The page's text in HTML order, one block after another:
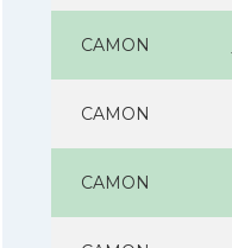
CAMON
CAMON
CAMON